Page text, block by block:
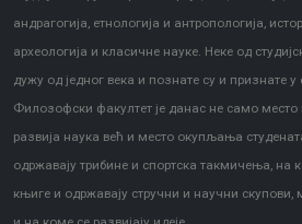
андрагогија, етнологија и антропологија,
археологија и класичне науке. Неке од
дужу од једног века и познате су и признате у
Филозофски факултет је данас не само место
развија наука већ и место окупљања
одржавају трибине и спортска такмичења, на
књиге и одржавају стручни и научни